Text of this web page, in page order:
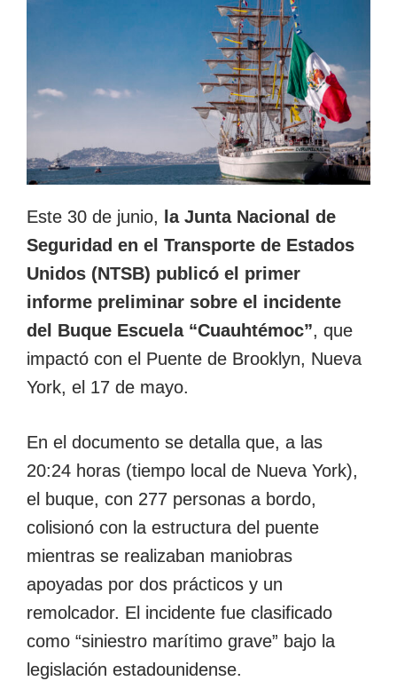
Este 30 de junio, la Junta Nacional de
Seguridad en el Transporte de Estados
Unidos (NTSB) publicó el primer
informe preliminar sobre el incidente
del Buque Escuela “Cuauhtémoc”, que
impactó con el Puente de Brooklyn, Nueva
York, el 17 de mayo.
En el documento se detalla que, a las
20:24 horas (tiempo local de Nueva York),
el buque, con 277 personas a bordo,
colisionó con la estructura del puente
mientras se realizaban maniobras
apoyadas por dos prácticos y un
remolcador. El incidente fue clasificado
como “siniestro marítimo grave” bajo la
legislación estadounidense.